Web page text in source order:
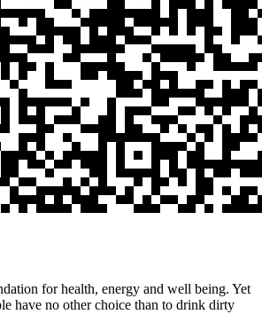
for health, energy and well being. Yet
have no other choice than to drink dirty